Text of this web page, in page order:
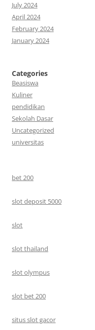
July 2024
April 2024
February 2024
January 2024
Categories
Beasiswa
Kuliner
pendidikan
Sekolah Dasar
Uncategorized
universitas
bet 200
slot deposit 5000
slot
slot thailand
slot olympus
slot bet 200
situs slot gacor